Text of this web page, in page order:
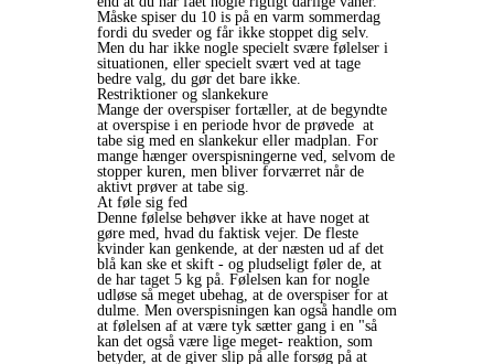
Måske spiser du 10 is på en varm sommerdag
fordi du sveder og får ikke stoppet dig selv.
Men du har ikke nogle specielt svære følelser i
situationen, eller specielt svært ved at tage
bedre valg, du gør det bare ikke.
Restriktioner og slankekure
Mange der overspiser fortæller, at de begyndte
at overspise i en periode hvor de prøvede at
tabe sig med en slankekur eller madplan. For
mange hænger overspisningerne ved, selvom de
stopper kuren, men bliver forværret når de
aktivt prøver at tabe sig.
At føle sig fed
Denne følelse behøver ikke at have noget at
gøre med, hvad du faktisk vejer. De fleste
kvinder kan genkende, at der næsten ud af det
blå kan ske et skift - og pludseligt føler de, at
de har taget 5 kg på. Følelsen kan for nogle
udløse så meget ubehag, at de overspiser for at
dulme. Men overspisningen kan også handle om
at følelsen af at være tyk sætter gang i en "så
kan det også være lige meget- reaktion, som
betyder, at de giver slip på alle forsøg på at